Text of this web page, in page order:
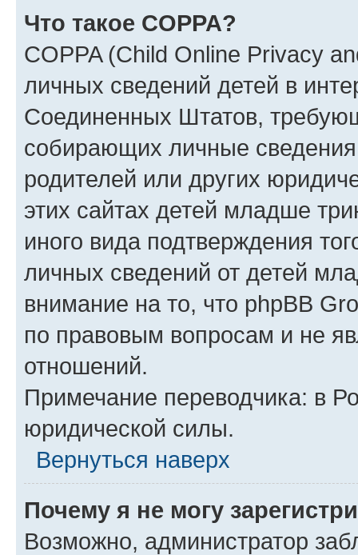
Что такое COPPA?
COPPA (Child Online Privacy
личных сведений детей в
Соединенных Штатов,
собирающих личные
родителей или других
этих сайтах детей младше
иного вида подтверждения
личных сведений от детей
внимание на то, что phpBB
по правовым вопросам и не
отношений.
Примечание переводчика: в
юридической силы.
Вернуться наверх
Почему я не могу
Возможно, администратор